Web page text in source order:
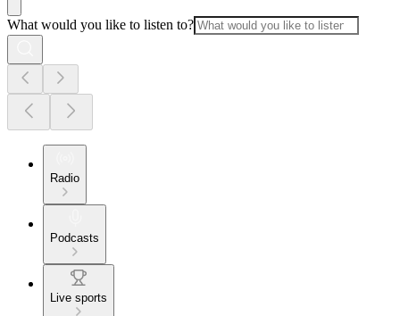
What would you like to listen to?
Radio
Podcasts
Live sports